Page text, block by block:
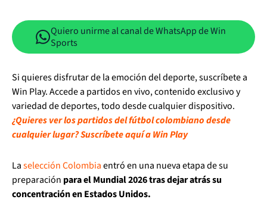
Quiero unirme al canal de WhatsApp de Win
Sports
Si quieres disfrutar de la emoción del deporte, suscríbete a
Win Play. Accede a partidos en vivo, contenido exclusivo y
variedad de deportes, todo desde cualquier dispositivo.
¿Quieres ver los partidos del fútbol colombiano desde
cualquier lugar? Suscríbete aquí a Win Play
Laselección Colombiaentró en una nueva etapa de su
preparación para el Mundial 2026 tras dejar atrás su
concentración en Estados Unidos.